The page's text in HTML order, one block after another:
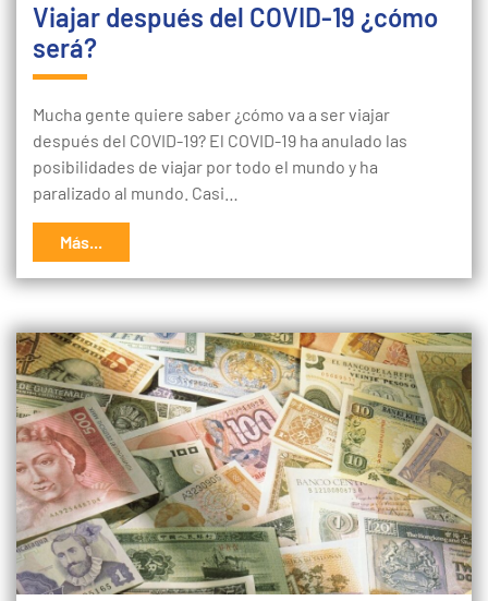
Viajar después del COVID-19 ¿cómo
será?
Mucha gente quiere saber ¿cómo va a ser viajar
después del COVID-19? El COVID-19 ha anulado las
posibilidades de viajar por todo el mundo y ha
paralizado al mundo. Casi…
Más...